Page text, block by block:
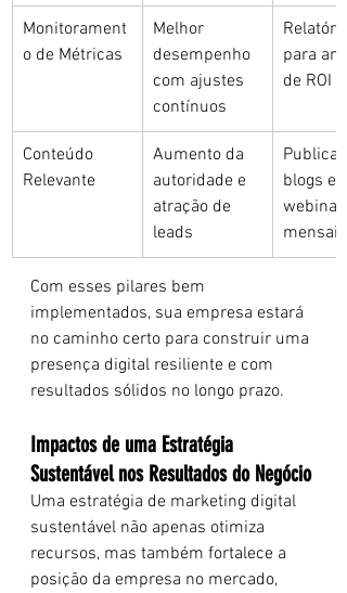
Monitorament
o de Métricas
Melhor
desempenho
com ajustes
contínuos
para
de ROI
Conteúdo
Relevante
Aumento da
autoridade e
atração de
leads
blogs e
webinars
mensais
Com esses pilares bem
implementados, sua empresa estará
no caminho certo para construir uma
presença digital resiliente e com
resultados sólidos no longo prazo.
Impactos de uma Estratégia
Sustentável nos Resultados do Negócio
Uma estratégia de marketing digital
sustentável não apenas otimiza
recursos, mas também fortalece a
posição da empresa no mercado,